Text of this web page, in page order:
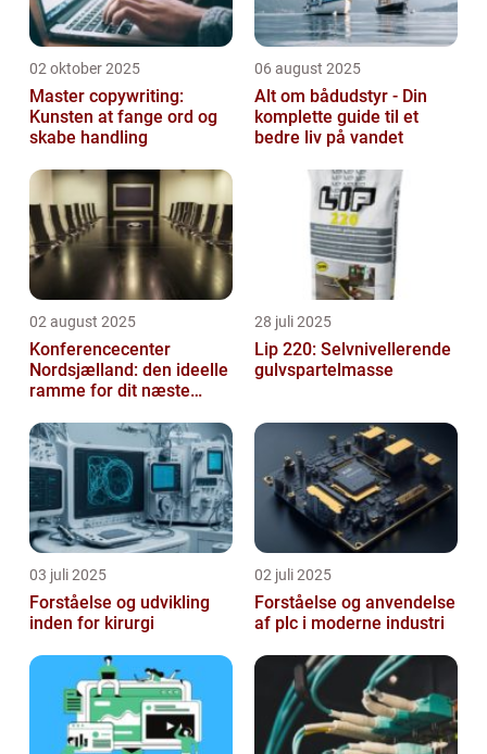
02 oktober 2025
Master copywriting:
Kunsten at fange ord og
skabe handling
06 august 2025
Alt om bådudstyr - Din
komplette guide til et
bedre liv på vandet
02 august 2025
Konferencecenter
Nordsjælland: den ideelle
ramme for dit næste
28 juli 2025
Lip 220: Selvnivellerende
gulvspartelmasse
03 juli 2025
Forståelse og udvikling
inden for kirurgi
02 juli 2025
Forståelse og anvendelse
af plc i moderne industri